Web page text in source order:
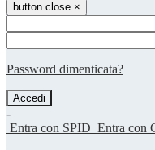
button close ×
Password dimenticata?
-
Entra con SPID Entra con